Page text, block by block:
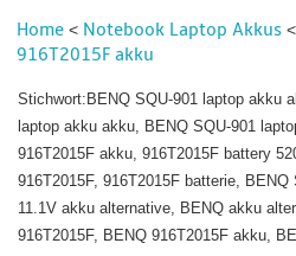
Home < Notebook Laptop Akkus <
916T2015F akku
Stichwort:BENQ SQU-901 laptop akku
laptop akku akku, BENQ SQU-901
916T2015F akku, 916T2015F battery
916T2015F, 916T2015F batterie,
11.1V akku alternative, BENQ akku
916T2015F, BENQ 916T2015F akku,